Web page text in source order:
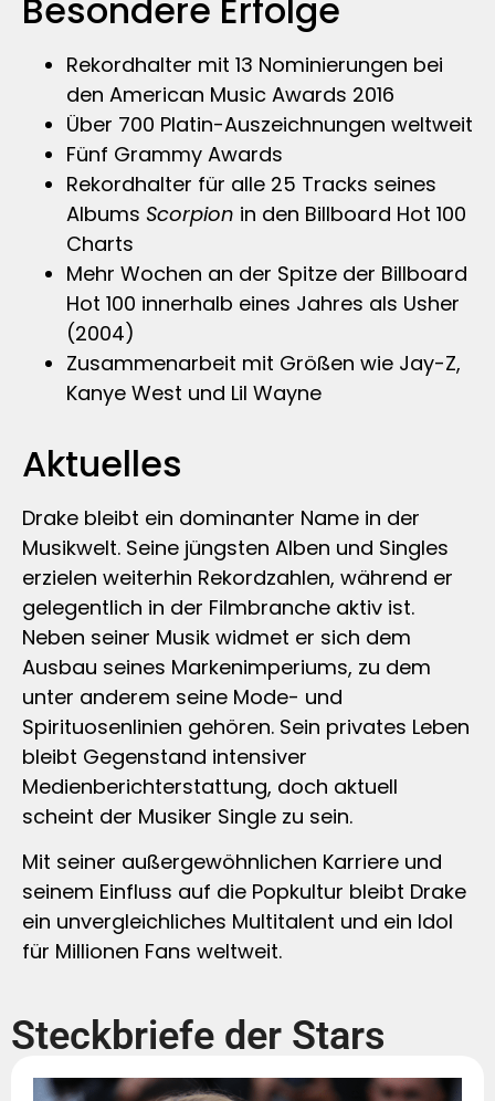
Besondere Erfolge
Rekordhalter mit 13 Nominierungen bei
den American Music Awards 2016
Über 700 Platin-Auszeichnungen weltweit
Fünf Grammy Awards
Rekordhalter für alle 25 Tracks seines
Albums Scorpion in den Billboard Hot 100
Charts
Mehr Wochen an der Spitze der Billboard
Hot 100 innerhalb eines Jahres als Usher
(2004)
Zusammenarbeit mit Größen wie Jay-Z,
Kanye West und Lil Wayne
Aktuelles
Drake bleibt ein dominanter Name in der
Musikwelt. Seine jüngsten Alben und Singles
erzielen weiterhin Rekordzahlen, während er
gelegentlich in der Filmbranche aktiv ist.
Neben seiner Musik widmet er sich dem
Ausbau seines Markenimperiums, zu dem
unter anderem seine Mode- und
Spirituosenlinien gehören. Sein privates Leben
bleibt Gegenstand intensiver
Medienberichterstattung, doch aktuell
scheint der Musiker Single zu sein.
Mit seiner außergewöhnlichen Karriere und
seinem Einfluss auf die Popkultur bleibt Drake
ein unvergleichliches Multitalent und ein Idol
für Millionen Fans weltweit.
Steckbriefe der Stars